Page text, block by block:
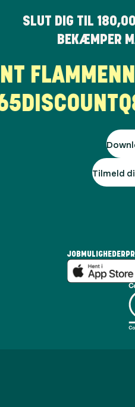
SLUT DIG TIL
BEKÆMPER
FLAMMEN
Q8
Tilmeld
JOBMULIGHEDER